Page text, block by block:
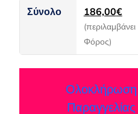
Σύνολο 186,00€
(περιλαμβάνει
Φόρος)
Ολοκλήρωση
Παραγγελίας